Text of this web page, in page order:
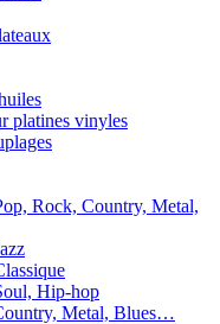
platines vinyles
Rock, Country, Metal,
Hip-hop
Metal, Blues…